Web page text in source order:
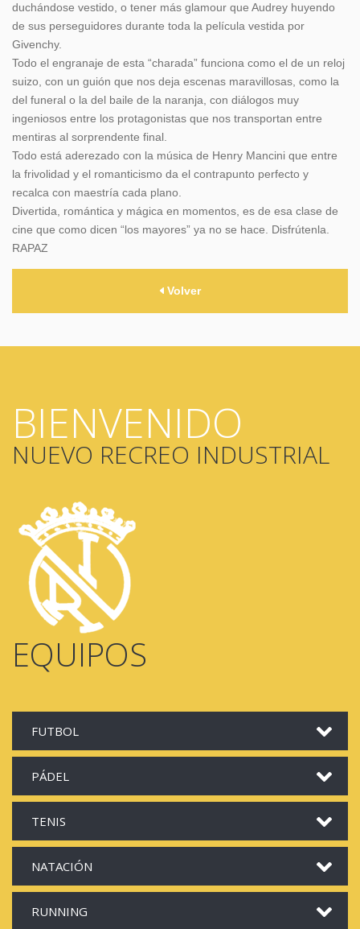
duchándose vestido, o tener más glamour que Audrey huyendo
de sus perseguidores durante toda la película vestida por
Givenchy.
Todo el engranaje de esta “charada” funciona como el de un reloj
suizo, con un guión que nos deja escenas maravillosas, como la
del funeral o la del baile de la naranja, con diálogos muy
ingeniosos entre los protagonistas que nos transportan entre
mentiras al sorprendente final.
Todo está aderezado con la música de Henry Mancini que entre
la frivolidad y el romanticismo da el contrapunto perfecto y
recalca con maestría cada plano.
Divertida, romántica y mágica en momentos, es de esa clase de
cine que como dicen “los mayores” ya no se hace. Disfrútenla.
RAPAZ
Volver
BIENVENIDO
NUEVO RECREO INDUSTRIAL
EQUIPOS
FUTBOL
PÁDEL
TENIS
NATACIÓN
RUNNING